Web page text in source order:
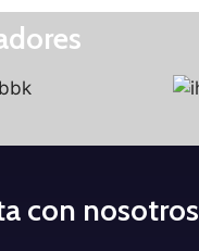
con nosotros